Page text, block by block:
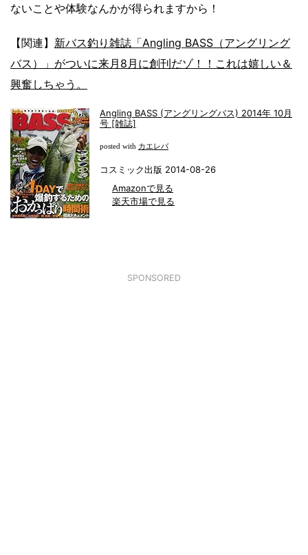
ないことや体験なんかが得られますから！
【関連】 新バス釣り雑誌「Angling BASS（アングリング
バス）」がついに来月8月に創刊だゾ！！これは嬉しい＆
興奮しちゃう。
Angling BASS (アングリングバス) 2014年 10月
号 [雑誌]
posted with カエレバ
コスミック出版 2014-08-26
Amazonで見る
楽天市場で見る
SPONSORED